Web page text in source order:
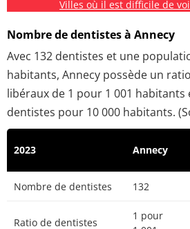
Villes où il est difficile de
Nombre de dentistes à Annecy
Avec 132 dentistes et une
habitants, Annecy possède un
libéraux de 1 pour 1 001 habitants
dentistes pour 10 000 habitants.
2023 Annecy
Nombre de dentistes 132
Ratio de dentistes
1 pour